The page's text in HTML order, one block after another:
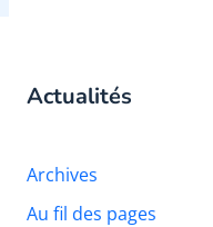
Actualités
Archives
Au fil des pages